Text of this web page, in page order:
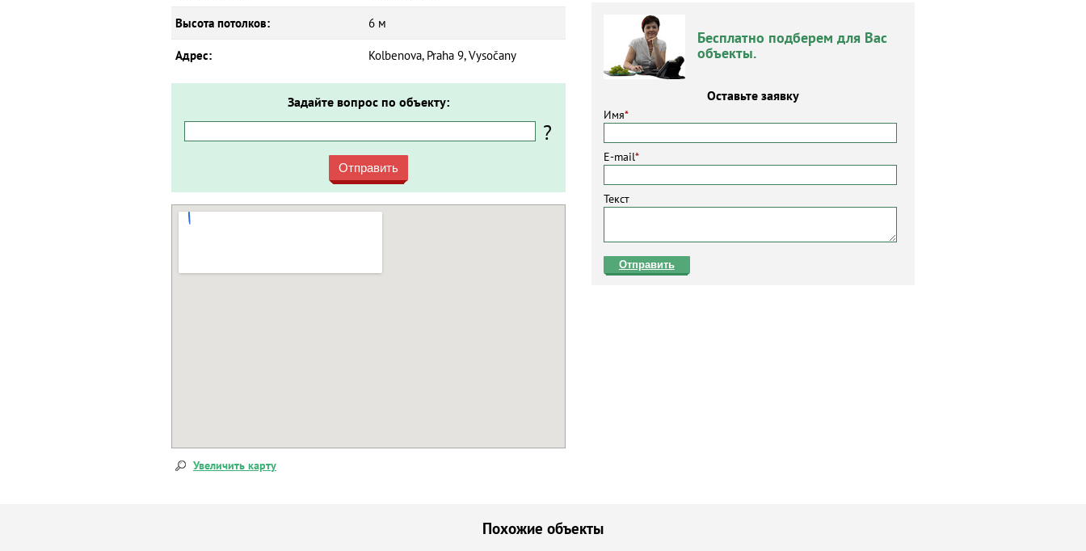
Бесплатно подберем для Вас
объекты.
Оставьте заявку
Имя*
E-mail*
Текст
Отправить
Высота потолков: 6 м
Адрес: Kolbenova, Praha 9, Vysočany
Задайте вопрос по объекту:
?
Отправить
Увеличить карту
Похожие объекты